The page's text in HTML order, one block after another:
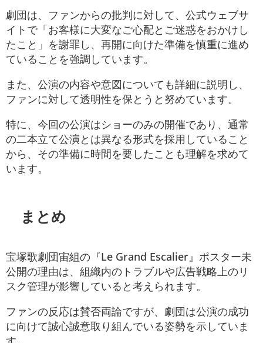
劇団は、ファンからの批判に対して、公式ウェブサ
イトで「お客様に大変なご心配とご迷惑をおかけし
たこと」を謝罪し、再開に向けた準備を慎重に進め
ていることを強調しています。
また、公演の内容や意図についても詳細に説明し、
ファンに対して透明性を保とうと努めています。
特に、今回の公演はショーのみの開催であり、通常
の二本立て公演とは異なる形式を採用していること
から、その準備に時間を要したことも理解を求めて
います。
まとめ
宝塚歌劇団宙組の『Le Grand Escalier』ポスター未
公開の理由は、組織内のトラブルや広告戦略上のリ
スク管理が影響していると考えられます。
ファンの反応は賛否両論ですが、劇団は公演の成功
に向けて誠心誠意取り組んでいる姿勢を示していま